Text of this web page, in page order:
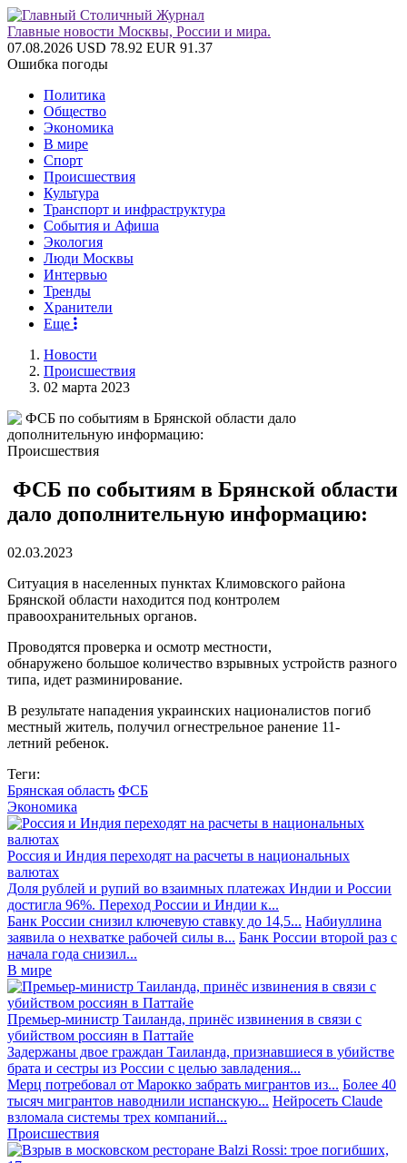
Главные новости Москвы, России и мира.
07.08.2026 USD 78.92 EUR 91.37
Ошибка погоды
Политика
Общество
Экономика
В мире
Спорт
Происшествия
Культура
Транспорт и инфраструктура
События и Афиша
Экология
Люди Москвы
Интервью
Тренды
Хранители
Еще
Новости
Происшествия
02 марта 2023
Происшествия
ФСБ по событиям в Брянской области
дало дополнительную информацию:
02.03.2023
Ситуация в населенных пунктах Климовского района
Брянской области находится под контролем
правоохранительных органов.
Проводятся проверка и осмотр местности,
обнаружено большое количество взрывных устройств разного
типа, идет разминирование.
В результате нападения украинских националистов погиб
местный житель, получил огнестрельное ранение 11-
летний ребенок.
Теги:
Брянская область ФСБ
Экономика
Россия и Индия переходят на расчеты в национальных
валютах
Доля рублей и рупий во взаимных платежах Индии и России
достигла 96%. Переход России и Индии к...
Банк России снизил ключевую ставку до 14,5... Набиуллина
заявила о нехватке рабочей силы в... Банк России второй раз с
начала года снизил...
В мире
Премьер-министр Таиланда, принёс извинения в связи с
убийством россиян в Паттайе
Задержаны двое граждан Таиланда, признавшиеся в убийстве
брата и сестры из России с целью завладения...
Мерц потребовал от Марокко забрать мигрантов из... Более 40
тысяч мигрантов наводнили испанскую... Нейросеть Claude
взломала системы трех компаний...
Происшествия